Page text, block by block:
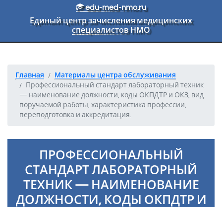
Перейти к основному текстуedu-med-nmo.ru
Единый центр зачисления медицинских
специалистов НМО
Главная
Материалы центра обслуживания
Профессиональный стандарт лабораторный техник
— наименование должности, коды ОКПДТР и ОКЗ, вид
поручаемой работы, характеристика профессии,
переподготовка и аккредитация.
ПРОФЕССИОНАЛЬНЫЙ
СТАНДАРТ ЛАБОРАТОРНЫЙ
ТЕХНИК — НАИМЕНОВАНИЕ
ДОЛЖНОСТИ, КОДЫ ОКПДТР И